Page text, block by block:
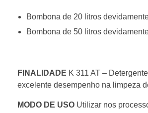
Bombona de 20 litros
Bombona de 50 litros
FINALIDADE K 311 AT –
excelente desempenho na limpeza
MODO DE USO Utilizar nos